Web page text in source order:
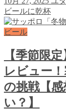
ビールに乾杯
ビール
【季節限
レビュー
の挑戦【
い？】